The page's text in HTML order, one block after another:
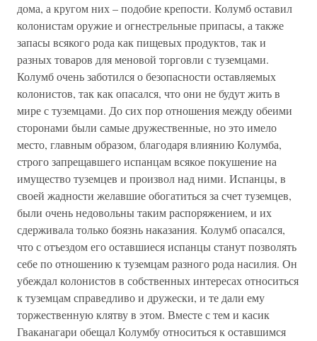
дома, а кругом них – подобие крепости. Колумб оставил
колонистам оружие и огнестрельные припасы, а также
запасы всякого рода как пищевых продуктов, так и
разных товаров для меновой торговли с туземцами.
Колумб очень заботился о безопасности оставляемых
колонистов, так как опасался, что они не будут жить в
мире с туземцами. До сих пор отношения между обеими
сторонами были самые дружественные, но это имело
место, главным образом, благодаря влиянию Колумба,
строго запрещавшего испанцам всякое покушение на
имущество туземцев и произвол над ними. Испанцы, в
своей жадности желавшие обогатиться за счет туземцев,
были очень недовольны таким распоряжением, и их
сдерживала только боязнь наказания. Колумб опасался,
что с отъездом его оставшиеся испанцы станут позволять
себе по отношению к туземцам разного рода насилия. Он
убеждал колонистов в собственных интересах относиться
к туземцам справедливо и дружески, и те дали ему
торжественную клятву в этом. Вместе с тем и касик
Гваканагари обещал Колумбу относиться к оставшимся